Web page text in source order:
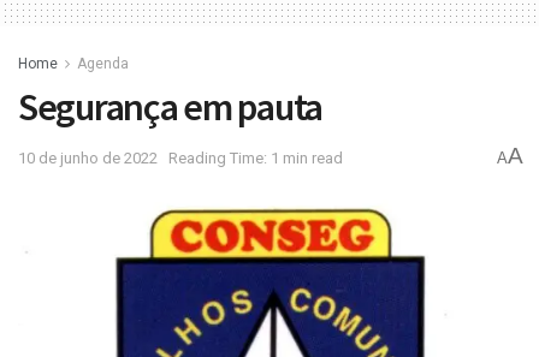
Home Agenda
Segurança em pauta
10 de junho de 2022 Reading Time: 1 min read AA